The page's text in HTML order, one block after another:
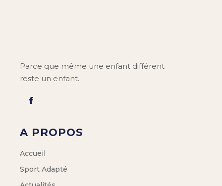
Parce que même une enfant différent
reste un enfant.
A PROPOS
Accueil
Sport Adapté